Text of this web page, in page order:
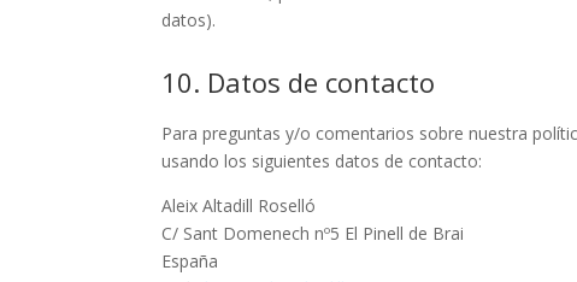
datos).
10. Datos de contacto
Para preguntas y/o comentarios sobre nuestra
usando los siguientes datos de contacto:
Aleix Altadill Roselló
C/ Sant Domenech nº5 El Pinell de Brai
España